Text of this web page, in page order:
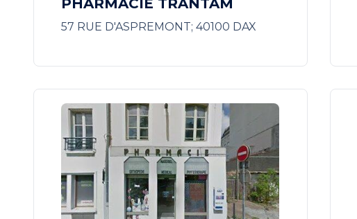
PHARMACIE TRANTAM
57 RUE D'ASPREMONT; 40100 DAX